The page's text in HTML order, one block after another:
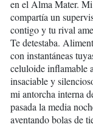
en el Alma Mater.
compartía un
contigo y tu rival
Te detestaba.
con instantáneas
celuloide inflamable
insaciable y
mi antorcha interna
pasada la media
aventando bolas de